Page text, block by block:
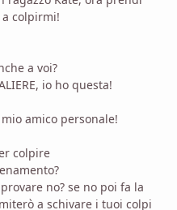
colpirmi!
a voi?
io ho questa!
amico personale!
colpire
no? se no poi fa la
a schivare i tuoi colpi